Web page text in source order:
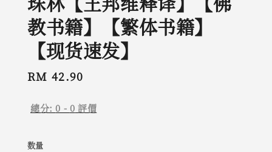
教书籍】【繁体书籍】
【现货速发】
Regular
RM 42.90
總分:0 - 0 評價
数量